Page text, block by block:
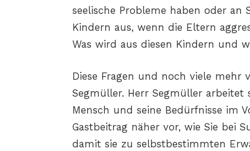
seelische Probleme haben oder an
Kindern aus, wenn die Eltern
Was wird aus diesen Kindern und
Diese Fragen und noch viele mehr
Segmüller. Herr Segmüller arbeitet
Mensch und seine Bedürfnisse im
Gastbeitrag näher vor, wie Sie bei
damit sie zu selbstbestimmten